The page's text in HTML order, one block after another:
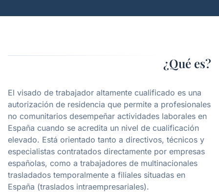
¿Qué es?
El visado de trabajador altamente cualificado es una
autorización de residencia que permite a profesionales
no comunitarios desempeñar actividades laborales en
España cuando se acredita un nivel de cualificación
elevado. Está orientado tanto a directivos, técnicos y
especialistas contratados directamente por empresas
españolas, como a trabajadores de multinacionales
trasladados temporalmente a filiales situadas en
España (traslados intraempresariales).